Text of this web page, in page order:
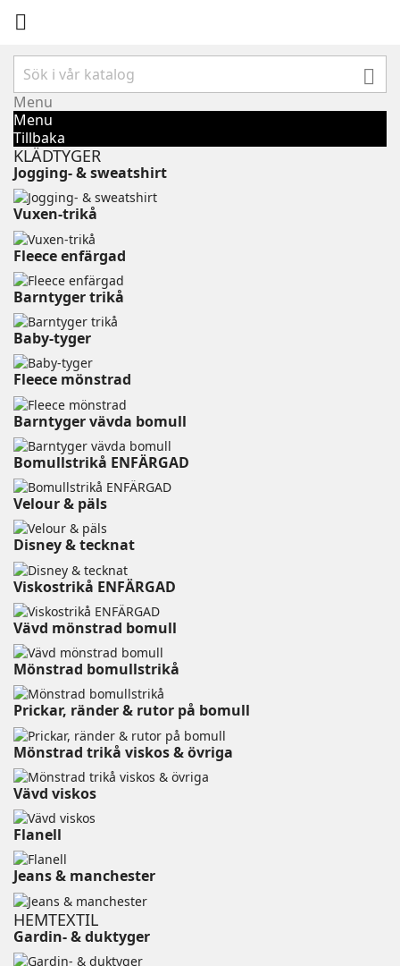


Menu
Menu
Tillbaka
KLÄDTYGER
Jogging- & sweatshirt
Vuxen-trikå⠀⠀⠀⠀⠀⠀⠀
Fleece enfärgad⠀⠀⠀⠀⠀⠀⠀⠀
Barntyger trikå⠀⠀⠀⠀⠀⠀⠀⠀
Baby-tyger⠀⠀⠀⠀⠀⠀⠀⠀⠀⠀⠀
Fleece mönstrad⠀⠀⠀⠀⠀⠀⠀⠀
Barntyger vävda bomull
Bomullstrikå ENFÄRGAD
Velour & päls⠀⠀⠀⠀⠀⠀⠀⠀
Disney & tecknat⠀⠀⠀⠀⠀⠀⠀⠀
Viskostrikå ENFÄRGAD
Vävd mönstrad bomull
Mönstrad bomullstrikå
Prickar, ränder & rutor på bomull
Mönstrad trikå viskos & övriga
Vävd viskos⠀⠀⠀⠀⠀⠀⠀⠀
Flanell ⠀⠀⠀⠀⠀⠀⠀⠀⠀⠀⠀⠀⠀⠀⠀⠀⠀⠀⠀⠀⠀⠀⠀⠀
Jeans & manchester
HEMTEXTIL
Gardin- & duktyger